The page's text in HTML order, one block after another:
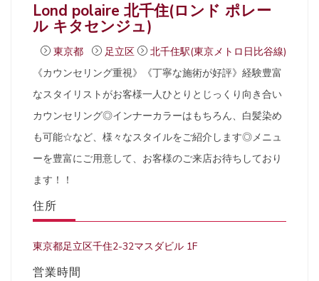
Lond polaire 北千住(ロンド ポレー
ル キタセンジュ)
東京都 足立区
北千住駅(東京メトロ日比谷線)
《カウンセリング重視》《丁寧な施術が好評》経験豊富
なスタイリストがお客様一人ひとりとじっくり向き合い
カウンセリング◎インナーカラーはもちろん、白髪染め
も可能☆など、様々なスタイルをご紹介します◎メニュ
ーを豊富にご用意して、お客様のご来店お待ちしており
ます！！
住所
東京都足立区千住2-32マスダビル 1F
営業時間